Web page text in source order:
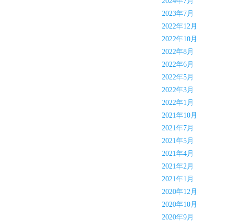
2023年7月
2022年12月
2022年10月
2022年8月
2022年6月
2022年5月
2022年3月
2022年1月
2021年10月
2021年7月
2021年5月
2021年4月
2021年2月
2021年1月
2020年12月
2020年10月
2020年9月